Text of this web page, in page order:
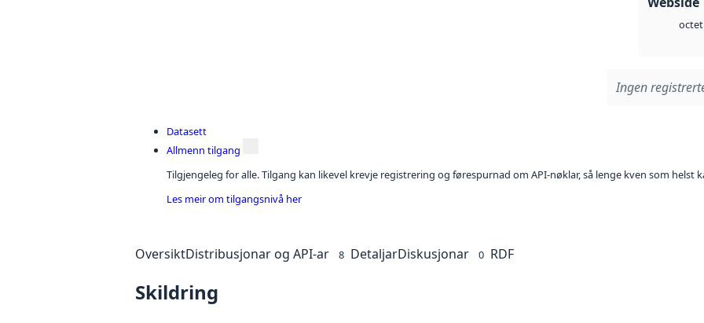
octet
Ingen
Datasett
Allmenn tilgang
Tilgjengeleg for alle. Tilgang kan likevel krevje registrering og førespurnad om API-nøklar, så lenge kven som helst
Les meir om tilgangsnivå her
OversiktDistribusjonar og API-ar 8 DetaljarDiskusjonar 0 RDF
Skildring